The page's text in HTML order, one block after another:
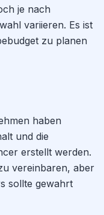
je nach
variieren. Es ist
zu planen
haben
und die
erstellt werden.
vereinbaren, aber
sollte gewahrt